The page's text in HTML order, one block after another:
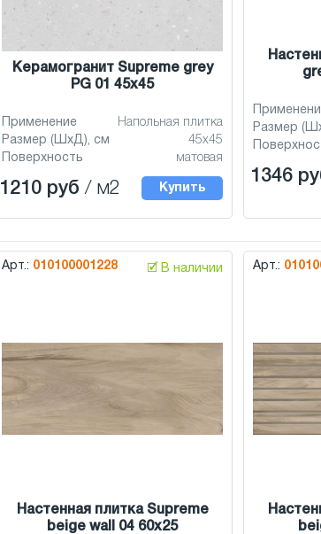
Керамогранит Supreme grey
PG 01 45x45
Применение
Напольная плитка
Размер (ШхД), см
45x45
Поверхность
матовая
1210 руб / м2 Купить
Размер
1346
Арт.: 010100001228 🗹 В наличии
Настенная плитка Supreme
beige wall 04 60x25
Арт.: